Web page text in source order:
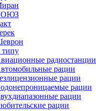
радиостанции
рации
рации
рации
рации
рации